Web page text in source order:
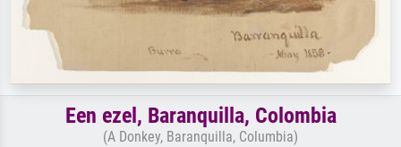
Een ezel, Baranquilla, Colombia
(A Donkey, Baranquilla, Columbia)